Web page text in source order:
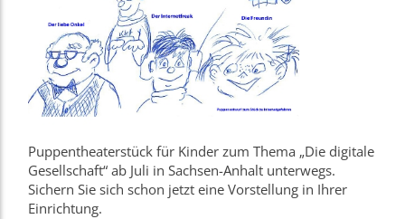
Puppentheaterstück für Kinder zum Thema „Die digitale
Gesellschaft“ ab Juli in Sachsen-Anhalt unterwegs.
Sichern Sie sich schon jetzt eine Vorstellung in Ihrer
Einrichtung.